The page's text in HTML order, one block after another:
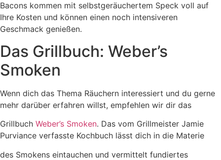
Bacons kommen mit selbstgeräuchertem Speck voll auf
Ihre Kosten und können einen noch intensiveren
Geschmack genießen.
Das Grillbuch: Weber’s
Smoken
Wenn dich das Thema Räuchern interessiert und du gerne
mehr darüber erfahren willst, empfehlen wir dir das
Grillbuch Weber’s Smoken. Das vom Grillmeister Jamie
Purviance verfasste Kochbuch lässt dich in die Materie
des Smokens eintauchen und vermittelt fundiertes